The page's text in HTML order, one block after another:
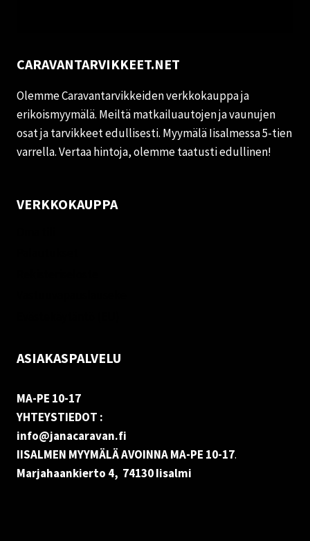
CARAVANTARVIKKEET.NET
Olemme Caravantarvikkeiden verkkokauppa ja
erikoismyymälä. Meiltä matkailuautojen ja vaunujen
osat ja tarvikkeet edullisesti. Myymälä Iisalmessa 5-tien
varrella. Vertaa hintoja, olemme taatusti edullinen!
VERKKOKAUPPA
ASIAKASPALVELU
MA-PE 10-17
YHTEYSTIEDOT :
info@janacaravan.fi
IISALMEN MYYMÄLÄ AVOINNA MA-PE 10-17.
Marjahaankierto 4, 74130 Iisalmi